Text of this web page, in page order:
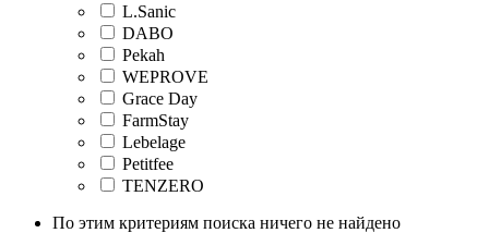
L.Sanic
DABO
Pekah
WEPROVE
Grace Day
FarmStay
Lebelage
Petitfee
TENZERO
По этим критериям поиска ничего не найдено